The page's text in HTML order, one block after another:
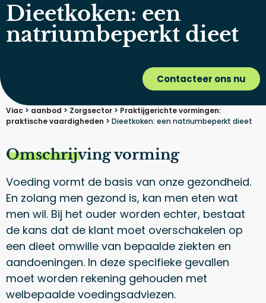
Dieetkoken: een
natriumbeperkt dieet
Contacteer ons nu
Viac > aanbod > Zorgsector > Praktijgerichte vormingen:
praktische vaardigheden > Dieetkoken: een natriumbeperkt dieet
Omschrijving vorming
Voeding vormt de basis van onze gezondheid.
En zolang men gezond is, kan men eten wat
men wil. Bij het ouder worden echter, bestaat
de kans dat de klant moet overschakelen op
een dieet omwille van bepaalde ziekten en
aandoeningen. In deze specifieke gevallen
moet worden rekening gehouden met
welbepaalde voedingsadviezen.